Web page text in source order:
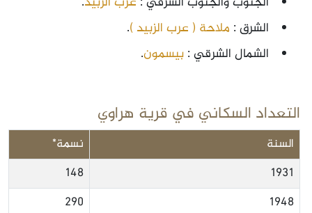
الشرق : ملاحة ( عرب الزبيد ).
الشمال الشرقي : بيسمون.
التعداد السكاني في قرية هراوي
السنة
نسمة*
1931
148
1948
290